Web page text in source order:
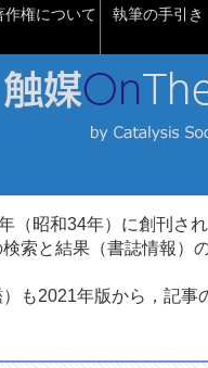
作権について 執筆の手引き
（昭和34年）に創刊さ
索と結果（書誌情報
も2021年版から，記